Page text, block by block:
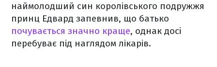
наймолодший син королівського подружжя
принц Едвард запевнив, що батько
почувається значно краще, однак досі
перебуває під наглядом лікарів.